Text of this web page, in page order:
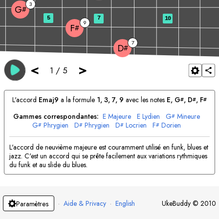
< 1 / 5 >
D# 7
F# 9
G# 3
5 7 10
L'accord Emaj9 a la formule 1, 3, 7, 9 avec les notes E, G#, D#, F#
Gammes correspondantes: E Majeure E Lydien G# Mineure
G# Phrygien D# Phrygien D# Locrien F# Dorien
F Myxolydien
L'accord de neuvième majeure est couramment utilisé en funk, blues et
jazz. C'est un accord qui se prête facilement aux variations rythmiques
du funk et au slide du blues.
Paramètres · Aide & Privacy · English UkeBuddy © 2010